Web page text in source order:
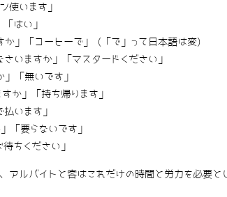
使います」
はい」
か」「コーヒーで」 (「で」って日本語は変)
いますか」「マスタードください」
」「無いです」
か」「持ち帰ります」
います」
「要らないです」
ちください」
ルバイトと客はこれだけの時間と労力を必要と